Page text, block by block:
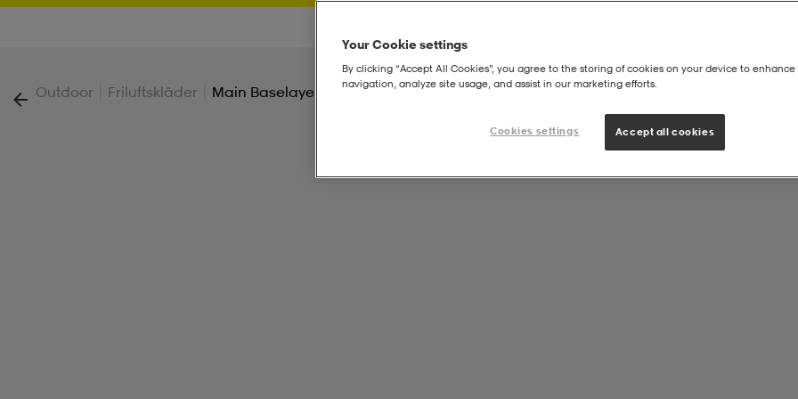
Outdoor Friluftskläder Main Baselayer Crew Jr
Your Cookie settings
By clicking “Accept All Cookies”, you agree to the storing of cookies on your device to enhance
navigation, analyze site usage, and assist in our marketing efforts.
Cookies settings Accept all cookies